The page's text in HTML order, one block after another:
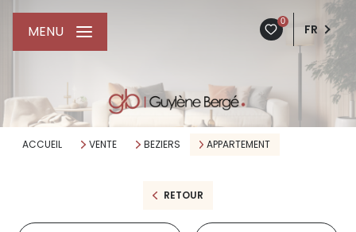
0
FR
MENU
ACCUEIL VENTE BEZIERS APPARTEMENT
RETOUR